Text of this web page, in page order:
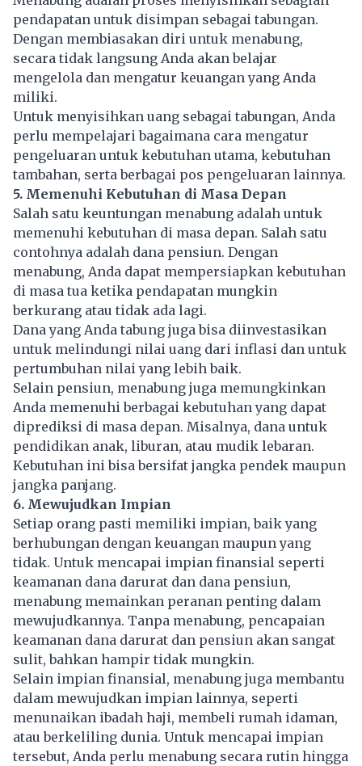
pendapatan untuk disimpan sebagai tabungan.
Dengan membiasakan diri untuk menabung,
secara tidak langsung Anda akan belajar
mengelola dan mengatur keuangan yang Anda
miliki.
Untuk menyisihkan uang sebagai tabungan, Anda
perlu mempelajari bagaimana cara mengatur
pengeluaran untuk kebutuhan utama, kebutuhan
tambahan, serta berbagai pos pengeluaran lainnya.
5. Memenuhi Kebutuhan di Masa Depan
Salah satu keuntungan menabung adalah untuk
memenuhi kebutuhan di masa depan. Salah satu
contohnya adalah dana pensiun. Dengan
menabung, Anda dapat mempersiapkan kebutuhan
di masa tua ketika pendapatan mungkin
berkurang atau tidak ada lagi.
Dana yang Anda tabung juga bisa diinvestasikan
untuk melindungi nilai uang dari inflasi dan untuk
pertumbuhan nilai yang lebih baik.
Selain pensiun, menabung juga memungkinkan
Anda memenuhi berbagai kebutuhan yang dapat
diprediksi di masa depan. Misalnya, dana untuk
pendidikan anak, liburan, atau mudik lebaran.
Kebutuhan ini bisa bersifat jangka pendek maupun
jangka panjang.
6. Mewujudkan Impian
Setiap orang pasti memiliki impian, baik yang
berhubungan dengan keuangan maupun yang
tidak. Untuk mencapai impian finansial seperti
keamanan dana darurat dan dana pensiun,
menabung memainkan peranan penting dalam
mewujudkannya. Tanpa menabung, pencapaian
keamanan dana darurat dan pensiun akan sangat
sulit, bahkan hampir tidak mungkin.
Selain impian finansial, menabung juga membantu
dalam mewujudkan impian lainnya, seperti
menunaikan ibadah haji, membeli rumah idaman,
atau berkeliling dunia. Untuk mencapai impian
tersebut, Anda perlu menabung secara rutin hingga